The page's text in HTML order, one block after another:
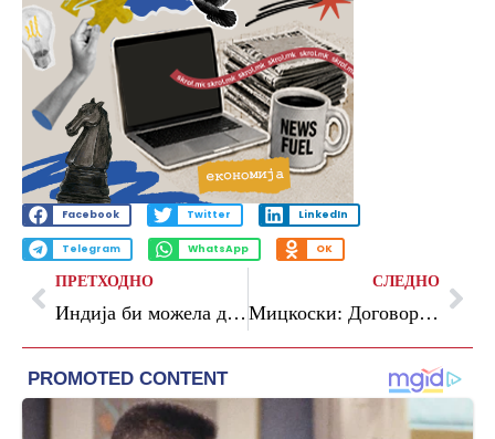
Facebook Twitter LinkedIn
Telegram WhatsApp OK
ПРЕТХОДНО
Индија би можела да биде трета сила во светот до 2031 година
СЛЕДНО
Мицкоски: Договорот за стратешка соработка со Хрватска претставува долгорочно партнерство за продлабочување на односите